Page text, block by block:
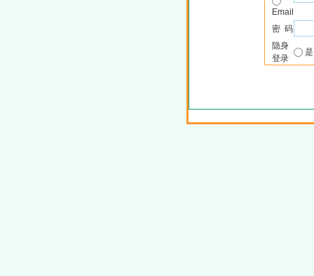
Email
密 码
隐身
登录